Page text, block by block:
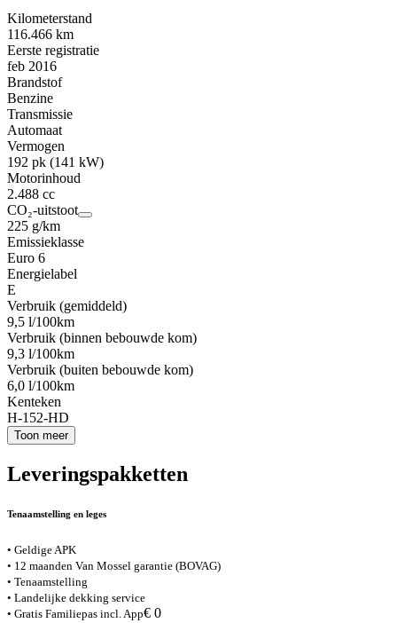
Kilometerstand
116.466 km
Eerste registratie
feb 2016
Brandstof
Benzine
Transmissie
Automaat
Vermogen
192 pk (141 kW)
Motorinhoud
2.488 cc
CO₂-uitstoot
225 g/km
Emissieklasse
Euro 6
Energielabel
E
Verbruik (gemiddeld)
9,5 l/100km
Verbruik (binnen bebouwde kom)
9,3 l/100km
Verbruik (buiten bebouwde kom)
6,0 l/100km
Kenteken
H-152-HD
Toon meer
Leveringspakketten
Tenaamstelling en leges
• Geldige APK
• 12 maanden Van Mossel garantie (BOVAG)
• Tenaamstelling
• Landelijke dekking service
• Gratis Familiepas incl. App€ 0